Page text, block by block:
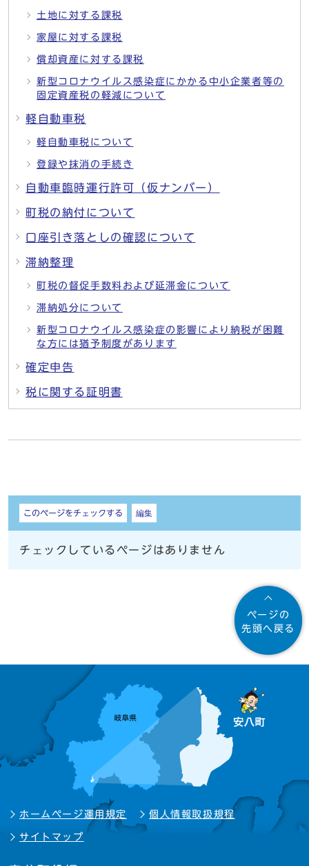
土地に対する課税
家屋に対する課税
償却資産に対する課税
新型コロナウイルス感染症にかかる中小企業者等の
固定資産税の軽減について
軽自動車税
軽自動車税について
登録や抹消の手続き
自動車臨時運行許可（仮ナンバー）
町税の納付について
口座引き落としの確認について
滞納整理
町税の督促手数料および延滞金について
滞納処分について
新型コロナウイルス感染症の影響により納税が困難
な方には猶予制度があります
確定申告
税に関する証明書
しおり
このページをチェックする 編集
チェックしているページはありません
ページの
先頭へ戻る
ホームページ運用規定 個人情報取扱規程
サイトマップ